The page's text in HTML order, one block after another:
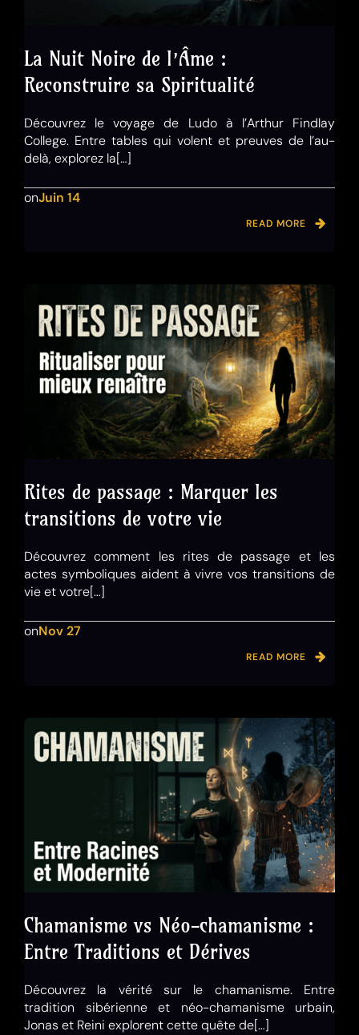
La Nuit Noire de l’Âme :
Reconstruire sa Spiritualité
Découvrez le voyage de Ludo à l’Arthur Findlay
College. Entre tables qui volent et preuves de l’au-
delà, explorez la[…]
onJuin 14
READ MORE
Rites de passage : Marquer les
transitions de votre vie
Découvrez comment les rites de passage et les
actes symboliques aident à vivre vos transitions de
vie et votre[…]
onNov 27
READ MORE
Chamanisme vs Néo-chamanisme :
Entre Traditions et Dérives
Découvrez la vérité sur le chamanisme. Entre
tradition sibérienne et néo-chamanisme urbain,
Jonas et Reini explorent cette quête de[…]